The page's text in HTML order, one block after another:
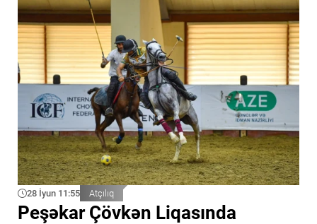
28 İyun 11:55 Atçılıq
Peşəkar Çövkən Liqasında